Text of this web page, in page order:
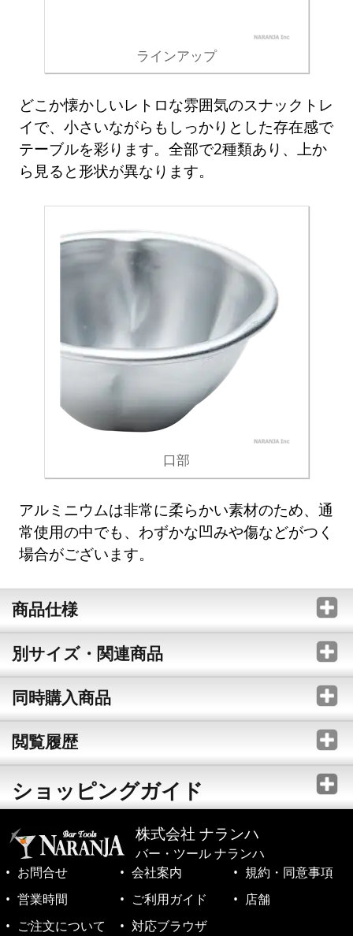
ラインアップ
どこか懐かしいレトロな雰囲気のスナックトレ
イで、小さいながらもしっかりとした存在感で
テーブルを彩ります。全部で2種類あり、上か
ら見ると形状が異なります。
口部
アルミニウムは非常に柔らかい素材のため、通
常使用の中でも、わずかな凹みや傷などがつく
場合がございます。
商品仕様
別サイズ・関連商品
同時購入商品
閲覧履歴
ショッピングガイド
株式会社 ナランハ
バー・ツール ナランハ
お問合せ
会社案内
規約・同意事項
営業時間
ご利用ガイド
店舗
ご注文について
対応ブラウザ